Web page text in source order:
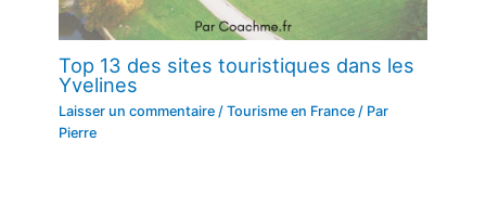
Top 13 des sites touristiques dans les
Yvelines
Laisser un commentaire /Tourisme en France / Par
Pierre